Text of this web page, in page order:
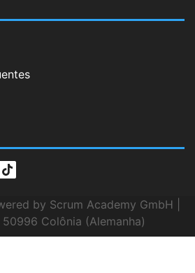
by Scrum Academy GmbH |
50996 Colônia (Alemanha)